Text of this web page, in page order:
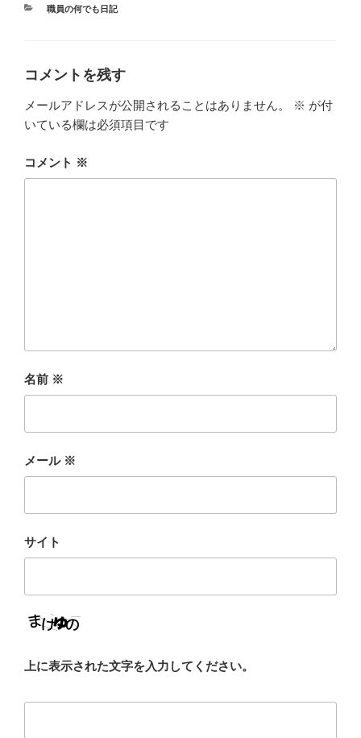
カ
職員の何でも日記
コメントを残す
メールアドレスが公開されることはありません。 ※ が付
いている欄は必須項目です
コメント ※
名前 ※
メール ※
サイト
上に表示された文字を入力してください。